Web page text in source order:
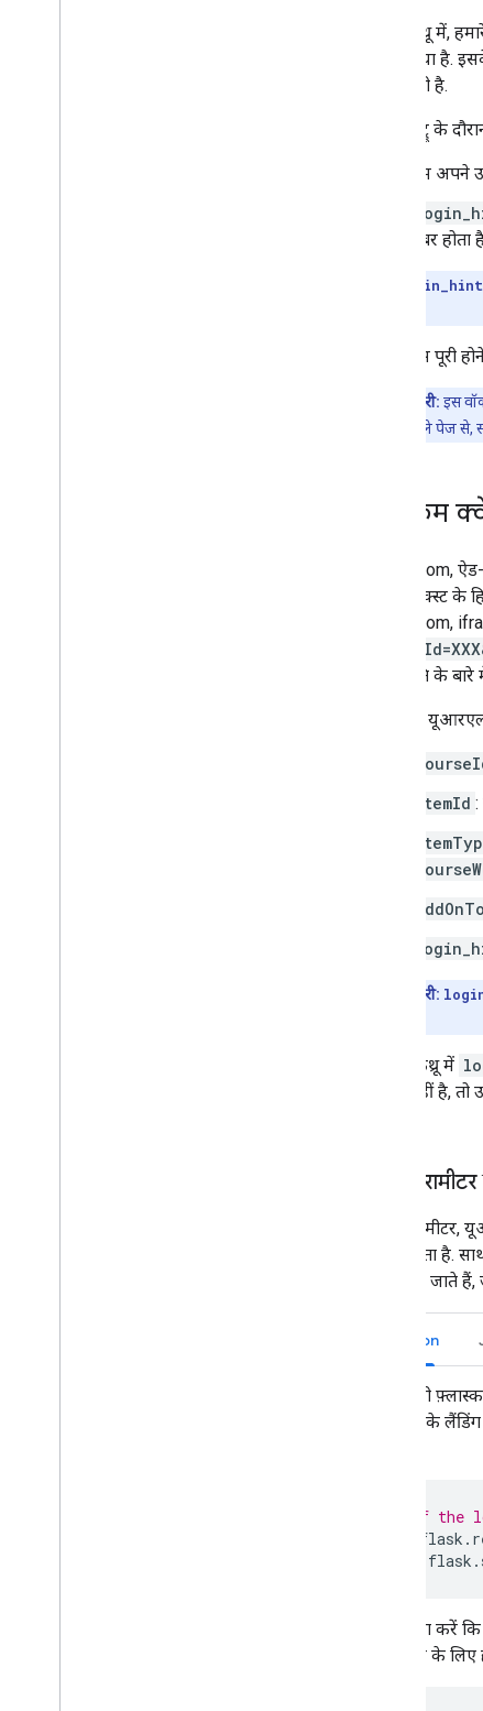
इस वॉकथ्रू में,
बताया गया है.
यह ज़रूरी है.
इस वॉकट्रू के
हम अपने
नंबर होता
login_hint
यह प्रोसेस पूरी
अहम जानकारी: इस
खास जानकारी वाले पेज से,
आईफ़्रेम
Classroom,
की कॉन्टेक्स्ट के
Classroom,
इस स्थिति के
डिस्कवरी
itemId :
अहम जानकारी:
इस वॉल्कथ्रू में
मौजूद नहीं है,
क्वेरी
क्वेरी
किया जाता है.
पास किए जाते
Python
अपनी
ऑन के
# If the
flask .
flask .
पक्का करें कि
समय के